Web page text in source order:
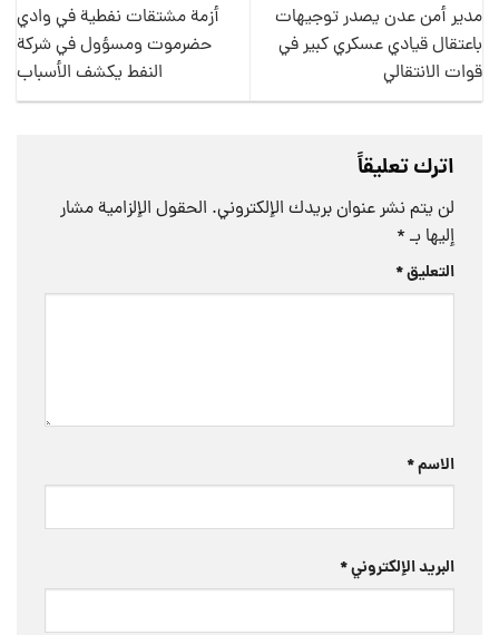
مدير أمن عدن يصدر توجيهات
باعتقال قيادي عسكري كبير في
قوات الانتقالي
أزمة مشتقات نفطية في وادي
حضرموت ومسؤول في شركة
النفط يكشف الأسباب
اترك تعليقاً
لن يتم نشر عنوان بريدك الإلكتروني. الحقول الإلزامية مشار
إليها بـ *
التعليق*
الاسم*
البريد الإلكتروني*